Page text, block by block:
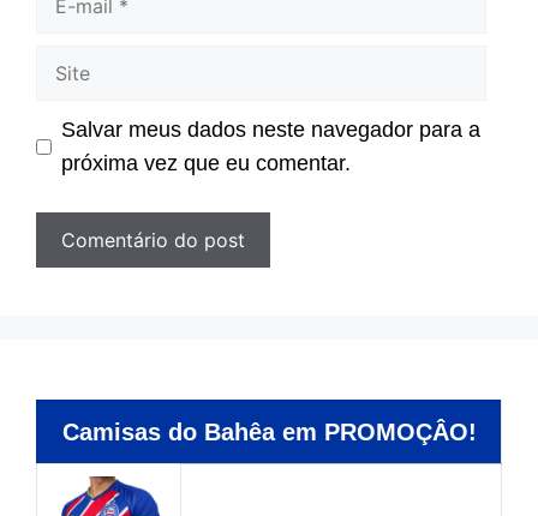
Site
Salvar meus dados neste navegador para a
próxima vez que eu comentar.
Camisas do Bahêa em PROMOÇÂO!